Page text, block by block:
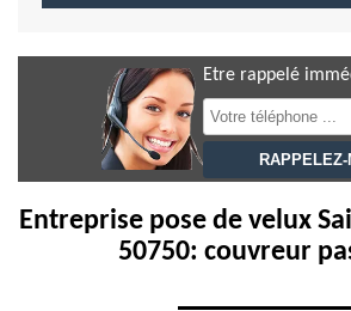
Etre rappelé
Entreprise pose de velux
50750: couvreur